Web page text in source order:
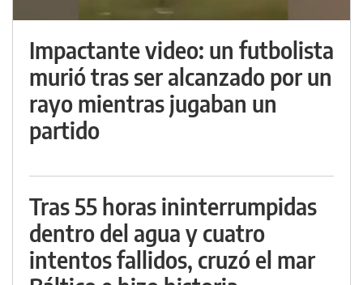
Impactante video: un futbolista
murió tras ser alcanzado por un
rayo mientras jugaban un
partido
Tras 55 horas ininterrumpidas
dentro del agua y cuatro
intentos fallidos, cruzó el mar